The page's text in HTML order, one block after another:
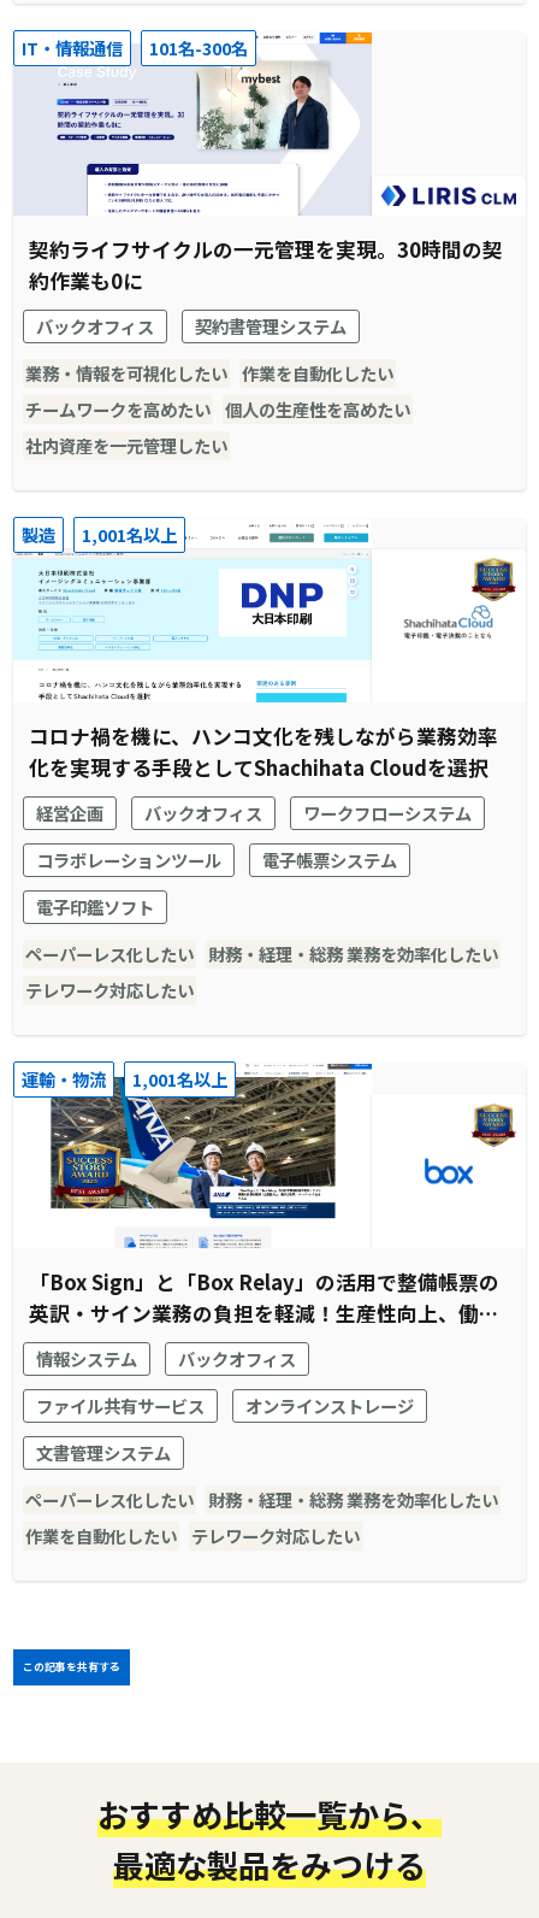
IT・情報通信 101名-300名
契約ライフサイクルの一元管理を実現。30時間の契
約作業も0に
バックオフィス
契約書管理システム
業務・情報を可視化したい 作業を自動化したい
チームワークを高めたい 個人の生産性を高めたい
社内資産を一元管理したい
製造 1,001名以上
コロナ禍を機に、ハンコ文化を残しながら業務効率
化を実現する手段としてShachihata Cloudを選択
経営企画 バックオフィス
ワークフローシステム
コラボレーションツール
電子帳票システム
電子印鑑ソフト
ペーパーレス化したい 財務・経理・総務 業務を効率化したい
テレワーク対応したい
運輸・物流 1,001名以上
「Box Sign」と「Box Relay」の活用で整備帳票の
英訳・サイン業務の負担を軽減！生産性向上、働き
方改革、ペーパーレス化を叶える
情報システム
バックオフィス
ファイル共有サービス
オンラインストレージ
文書管理システム
ペーパーレス化したい
財務・経理・総務 業務を効率化したい
作業を自動化したい
テレワーク対応したい
この記事を共有する
おすすめ比較一覧から、
最適な製品をみつける